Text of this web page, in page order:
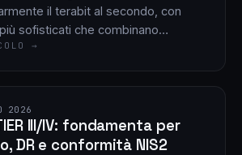
il terabit al secondo, con
sofisticati che combinano…
→
2026
III/IV: fondamenta per
DR e conformità NIS2